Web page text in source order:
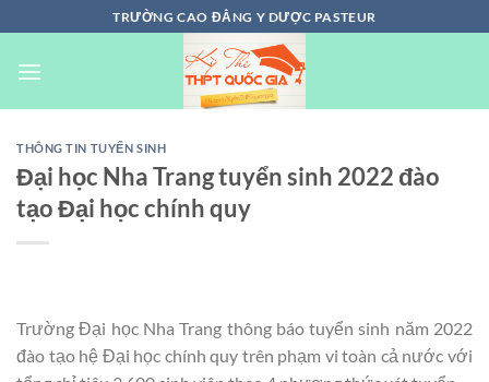
đến
nội
TRƯỜNG CAO ĐẲNG Y DƯỢC PASTEUR
THÔNG TIN TUYỂN SINH
Đại học Nha Trang tuyển sinh 2022 đào
tạo Đại học chính quy
Trường Đại học Nha Trang thông báo tuyển sinh năm 2022
đào tạo hệ Đại học chính quy trên phạm vi toàn cả nước với